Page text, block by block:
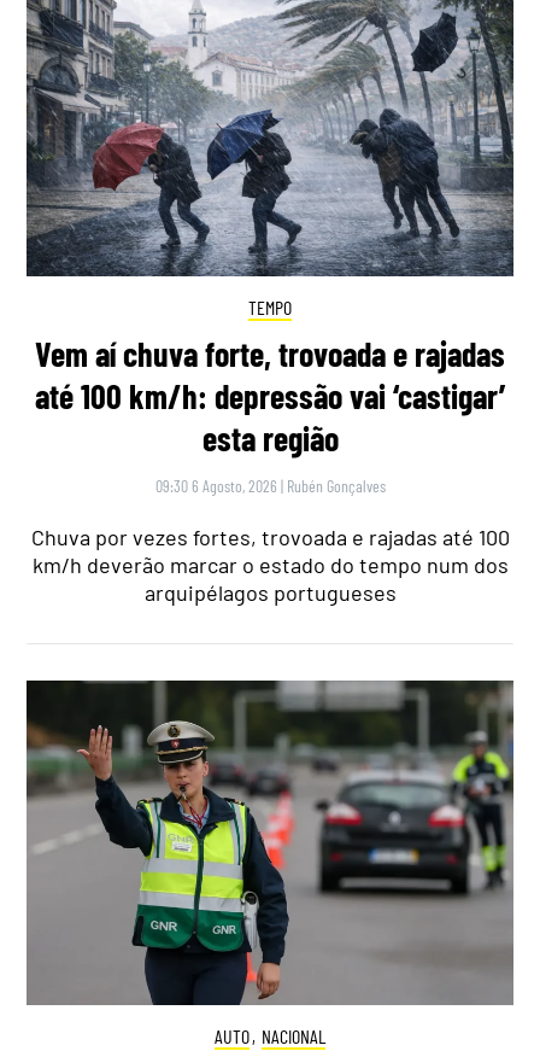
TEMPO
Vem aí chuva forte, trovoada e rajadas
até 100 km/h: depressão vai ‘castigar’
esta região
09:30 6 Agosto, 2026 | Rubén Gonçalves
Chuva por vezes fortes, trovoada e rajadas até 100
km/h deverão marcar o estado do tempo num dos
arquipélagos portugueses
AUTO, NACIONAL